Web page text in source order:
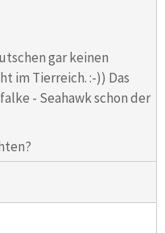
gar keinen
im Tierreich. :-)) Das
- Seahawk schon der